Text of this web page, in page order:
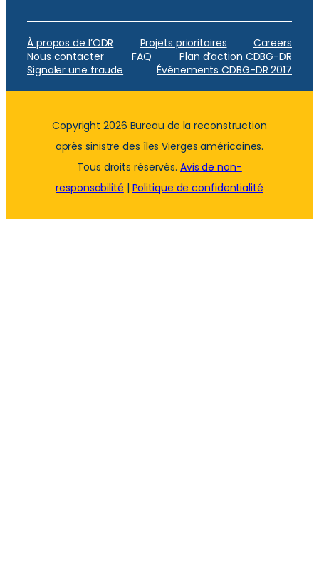
À propos de l’ODR Projets prioritaires
Careers
Nous contacter
FAQ
Plan d’action CDBG-DR
Signaler une fraude
Événements CDBG-DR 2017
Copyright 2026 Bureau de la reconstruction
après sinistre des îles Vierges américaines.
Tous droits réservés. Avis de non-
responsabilité | Politique de confidentialité